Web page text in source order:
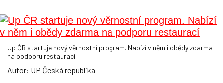
Up ČR startuje nový věrnostní program. Nabízí v něm i obědy zdarma
na podporu restaurací
Autor: UP Česká republika